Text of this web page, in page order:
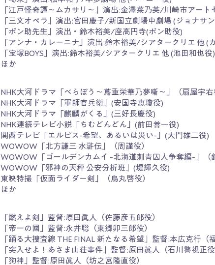
「江戸怪奇譚～ムカサリ～」演出:金澤菜乃英/川崎市アート
「三文オペラ」演出:宮田慶子/新国立劇場中劇場 (ジョナサ
「ポン助先生」演出・鈴木裕美/座高円寺(ポン助役)​
「アンナ・カレーニナ」演出:鈴木裕美/シアタークリエ 他 (
「宝塚BOYS」演出:鈴木裕美/シアタークリエ 他 (池田和也役)
ほか
NHK大河ドラマ「べらぼう〜蔦重栄華乃夢噺〜」（扇屋宇右
NHK大河ドラマ「軍師官兵衛」(安国寺恵瓊役)
NHK大河ドラマ「麒麟がくる」(三好長慶役)
NHK連続テレビ小説「ちむどんどん」(前田善一役)
関西テレビ「エルピス-希望、あるいは災い-」(大門雄二役)
WOWOW「北方謙三 水滸伝」（周謹役）
WOWOW「 ゴールデンカムイ -北海道刺青囚人争奪編- 」（
WOWOW「邪神の天秤 公安分析班」(堤輝久役)
東映特撮「仮面ライダー剣」（烏丸啓役）
ほか
「燃えよ剣」監督:原田眞人（佐藤彦五郎役）
「帝一の國」監督:永井聡（東郷卯三郎役）
「踊る大捜査線 THE FINAL 新たなる希望」監督:本広克行（
「突入せよ！あさま山荘事件」監督:原田眞人（石川警視正役
「狗神」監督:原田眞人（坊之宮隆直役）